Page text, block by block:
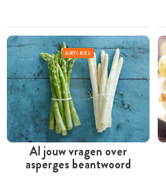
ARTIKEL
Al jouw vragen over
asperges beantwoord